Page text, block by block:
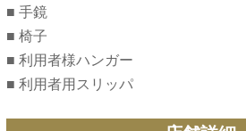
■ 手鏡
■ 椅子
■ 利用者様ハンガー
■ 利用者用スリッパ